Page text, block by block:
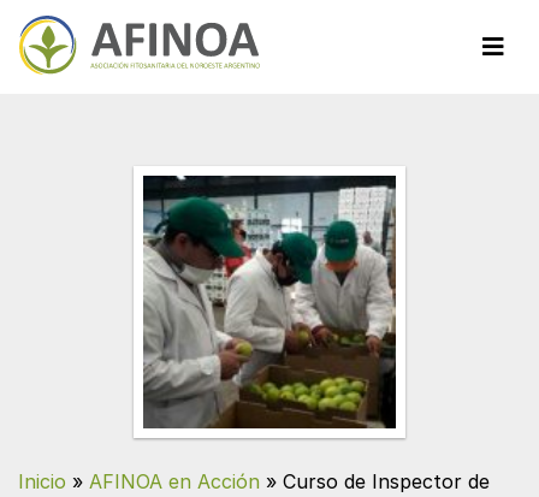
Inicio » AFINOA en Acción » Curso de Inspector de